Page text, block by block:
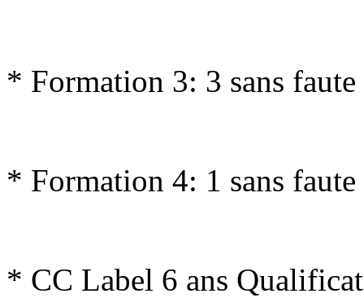
* Formation 3: 3 sans faute
* Formation 4: 1 sans faute
* CC Label 6 ans